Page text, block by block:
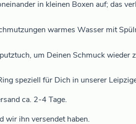
in kleinen Boxen auf; das
warmes Wasser mit
um Deinen Schmuck wieder
speziell für Dich in unserer
ca. 2-4 Tage.
wir ihn versendet haben.